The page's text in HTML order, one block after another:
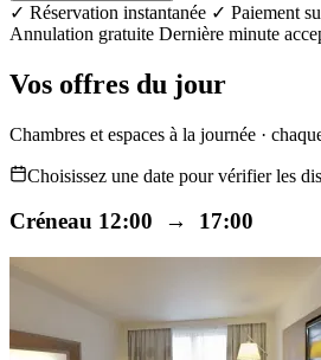
✓ Réservation instantanée ✓ Paiement
Annulation gratuite Dernière minute
Vos offres du jour
Chambres et espaces à la journée ·
Choisissez une date pour vérifier les
Créneau 12:00 → 17:00